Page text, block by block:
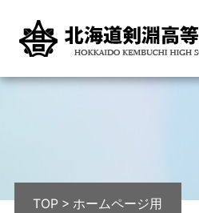
TOP > ホームページ用